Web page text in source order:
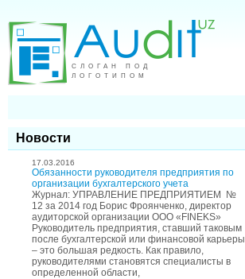
СЛОГАН ПОД
ЛОГОТИПОМ
Новости
17.03.2016
Обязанности руководителя предприятия по
организации бухгалтерского учета
Журнал: УПРАВЛЕНИЕ ПРЕДПРИЯТИЕМ №
12 за 2014 год Борис Фроянченко, директор
аудиторской организации ООО «FINEKS»
Руководитель предприятия, ставший таковым
после бухгалтерской или финансовой карьеры
– это большая редкость. Как правило,
руководителями становятся специалисты в
определенной области,